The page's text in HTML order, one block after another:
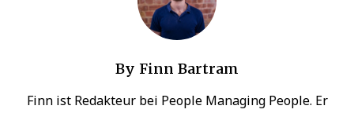
By Finn Bartram
Finn ist Redakteur bei People Managing People. Er